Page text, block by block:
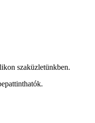
szaküzletünkben.